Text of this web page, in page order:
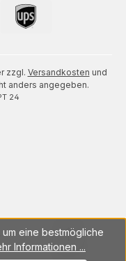
zzgl. Versandkosten und
anders angegeben.
24
eine bestmögliche
Informationen ...